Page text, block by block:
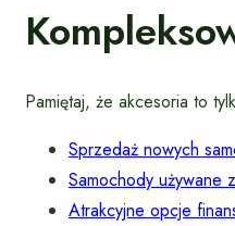
Pamiętaj, że akcesoria to
Sprzedaż nowych
Samochody używane
Atrakcyjne opcje